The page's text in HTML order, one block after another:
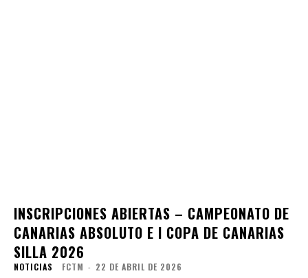
INSCRIPCIONES ABIERTAS – CAMPEONATO DE
CANARIAS ABSOLUTO E I COPA DE CANARIAS
SILLA 2026
NOTICIAS FCTM - 22 DE ABRIL DE 2026